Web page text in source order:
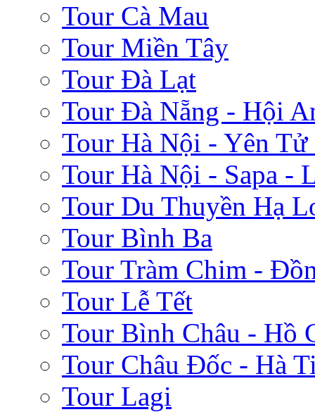
Tour Cà Mau
Tour Miền Tây
Tour Đà Lạt
Tour Đà Nẵng - Hội
Tour Hà Nội - Yên
Tour Hà Nội - Sapa -
Tour Du Thuyền Hạ
Tour Bình Ba
Tour Tràm Chim -
Tour Lễ Tết
Tour Bình Châu - Hồ
Tour Châu Đốc - Hà
Tour Lagi